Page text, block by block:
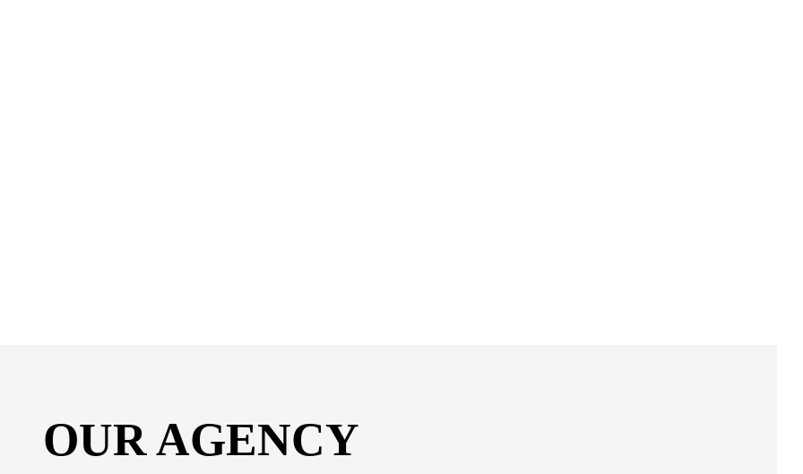
OUR AGENCY